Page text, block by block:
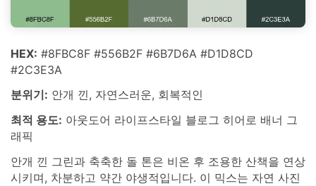
HEX: #8FBC8F #556B2F #6B7D6A #D1D8CD
#2C3E3A
분위기: 안개 낀, 자연스러운, 회복적인
최적 용도: 아웃도어 라이프스타일 블로그 히어로 배너 그
래픽
안개 낀 그린과 축축한 돌 톤은 비온 후 조용한 산책을 연상
시키며, 차분하고 약간 야생적입니다. 이 믹스는 자연 사진